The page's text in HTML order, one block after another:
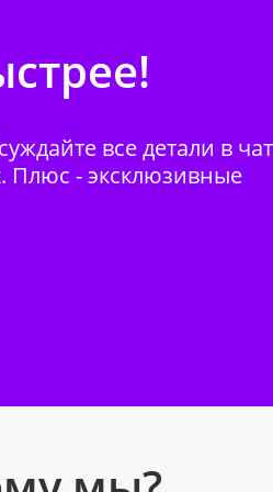
все детали в
Плюс - эксклюзивные